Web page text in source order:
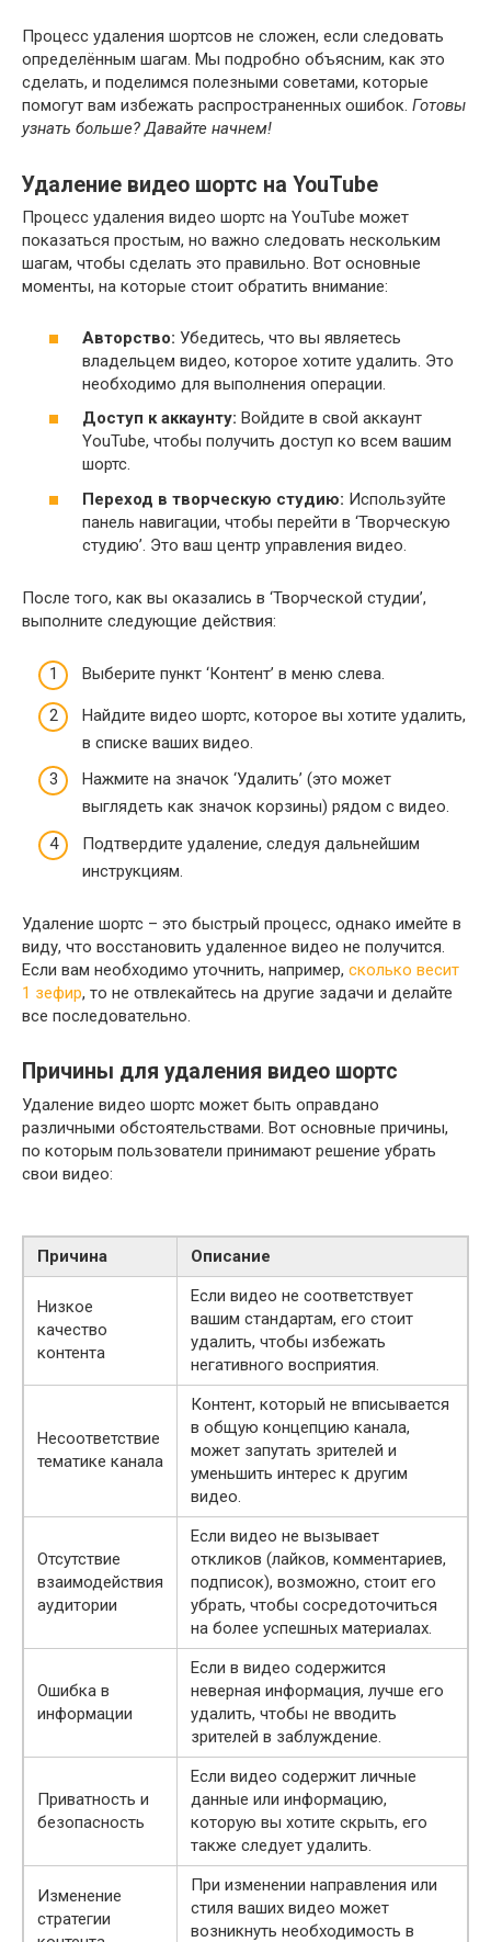
Процесс удаления шортсов не сложен, если следовать
определённым шагам. Мы подробно объясним, как это
сделать, и поделимся полезными советами, которые
помогут вам избежать распространенных ошибок. Готовы
узнать больше? Давайте начнем!
Удаление видео шортс на YouTube
Процесс удаления видео шортс на YouTube может
показаться простым, но важно следовать нескольким
шагам, чтобы сделать это правильно. Вот основные
моменты, на которые стоит обратить внимание:
Авторство: Убедитесь, что вы являетесь
владельцем видео, которое хотите удалить. Это
необходимо для выполнения операции.
Доступ к аккаунту: Войдите в свой аккаунт
YouTube, чтобы получить доступ ко всем вашим
шортс.
Переход в творческую студию: Используйте
панель навигации, чтобы перейти в ‘Творческую
студию’. Это ваш центр управления видео.
После того, как вы оказались в ‘Творческой студии’,
выполните следующие действия:
Выберите пункт ‘Контент’ в меню слева.
Найдите видео шортс, которое вы хотите удалить,
в списке ваших видео.
Нажмите на значок ‘Удалить’ (это может
выглядеть как значок корзины) рядом с видео.
Подтвердите удаление, следуя дальнейшим
инструкциям.
Удаление шортс – это быстрый процесс, однако имейте в
виду, что восстановить удаленное видео не получится.
Если вам необходимо уточнить, например, сколько весит
1 зефир, то не отвлекайтесь на другие задачи и делайте
все последовательно.
Причины для удаления видео шортс
Удаление видео шортс может быть оправдано
различными обстоятельствами. Вот основные причины,
по которым пользователи принимают решение убрать
свои видео:
Причина Описание
Низкое
качество
контента
Если видео не соответствует
вашим стандартам, его стоит
удалить, чтобы избежать
негативного восприятия.
Несоответствие
тематике канала
Контент, который не вписывается
в общую концепцию канала,
может запутать зрителей и
уменьшить интерес к другим
видео.
Отсутствие
взаимодействия
аудитории
Если видео не вызывает
откликов (лайков, комментариев,
подписок), возможно, стоит его
убрать, чтобы сосредоточиться
на более успешных материалах.
Ошибка в
информации
Если в видео содержится
неверная информация, лучше его
удалить, чтобы не вводить
зрителей в заблуждение.
Приватность и
безопасность
Если видео содержит личные
данные или информацию,
которую вы хотите скрыть, его
также следует удалить.
Изменение
стратегии
При изменении направления или
стиля ваших видео может
возникнуть необходимость в